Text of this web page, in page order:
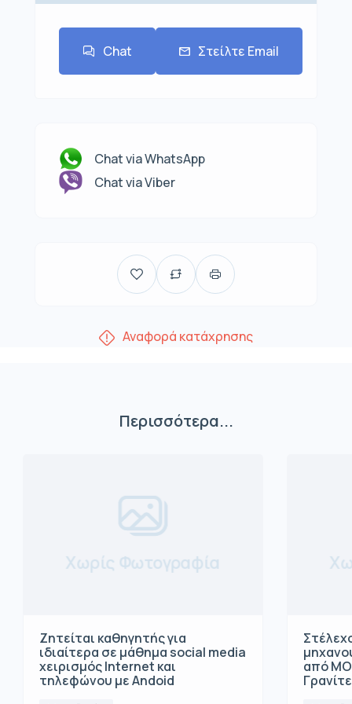
Chat Στείλτε Email
Chat via WhatsApp
Chat via Viber
Αναφορά κατάχρησης
Περισσότερα...
Χωρίς Φωτογραφία
Ζητείται καθηγητής για
ιδιαίτερα σε μάθημα social media
χειρισμός Internet και
τηλεφώνου με Andoid
από